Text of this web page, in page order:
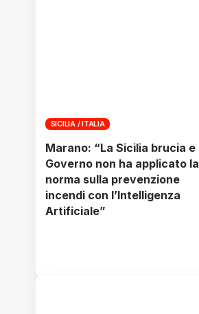
SICILIA / ITALIA
Marano: “La Sicilia brucia e
Governo non ha applicato la
norma sulla prevenzione
incendi con l’Intelligenza
Artificiale”